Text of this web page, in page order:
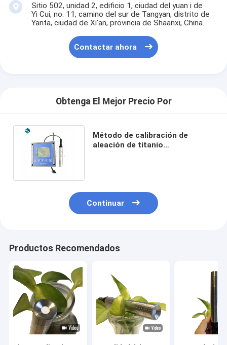
Sitio 502, unidad 2, edificio 1, ciudad del yuan i de
Yi Cui, no. 11, camino del sur de Tangyan, distrito de
Yanta, ciudad de Xi'an, provincia de Shaanxi, China.
Contactar ahora
Obtenga El Mejor Precio Por
Método de calibración de
aleación de titanio
Continuar
Productos Recomendados